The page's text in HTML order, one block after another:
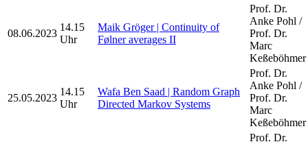
08.06.2023
14.15
Uhr
Maik Gröger | Continuity of
Følner averages II
Prof. Dr.
Anke Pohl /
Prof. Dr.
Marc
Keßeböhmer
25.05.2023
14.15
Uhr
Wafa Ben Saad | Random Graph
Directed Markov Systems
Prof. Dr.
Anke Pohl /
Prof. Dr.
Marc
Keßeböhmer
Prof. Dr.